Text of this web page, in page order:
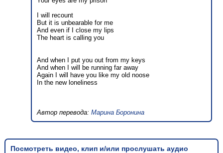
I will recount
But it is unbearable for me
And even if I close my lips
The heart is calling you
And when I put you out from my keys
And when I will be running far away
Again I will have you like my old noose
In the new loneliness
Автор перевода:Марина Боронина
Посмотреть видео, клип и/или прослушать аудио